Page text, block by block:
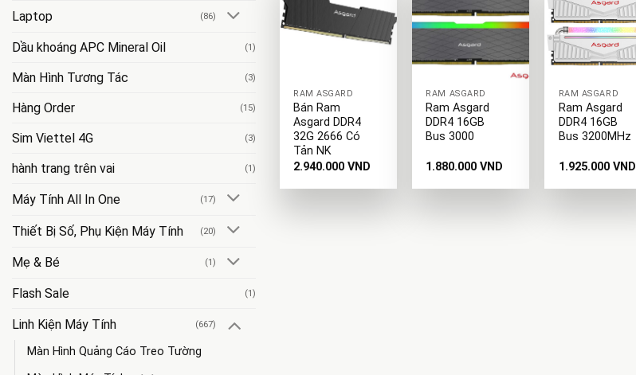
Laptop (86)
Dầu khoáng APC Mineral Oil (1)
Màn Hình Tương Tác (3)
Hàng Order (15)
Sim Viettel 4G (3)
hành trang trên vai (1)
Máy Tính All In One (17)
Thiết Bị Số, Phụ Kiện Máy Tính (20)
Mẹ & Bé (1)
Flash Sale (1)
Linh Kiện Máy Tính (667)
Màn Hình Quảng Cáo Treo Tường
RAM ASGARD
Bán Ram
Asgard DDR4
32G 2666 Có
Tản NK
2.940.000VND
+
RAM ASGARD
Ram Asgard
DDR4 16GB
Bus 3000
1.880.000VND
+
RAM ASGARD
Ram Asgard
DDR4 16GB
Bus 3200MHz
1.925.000 VND